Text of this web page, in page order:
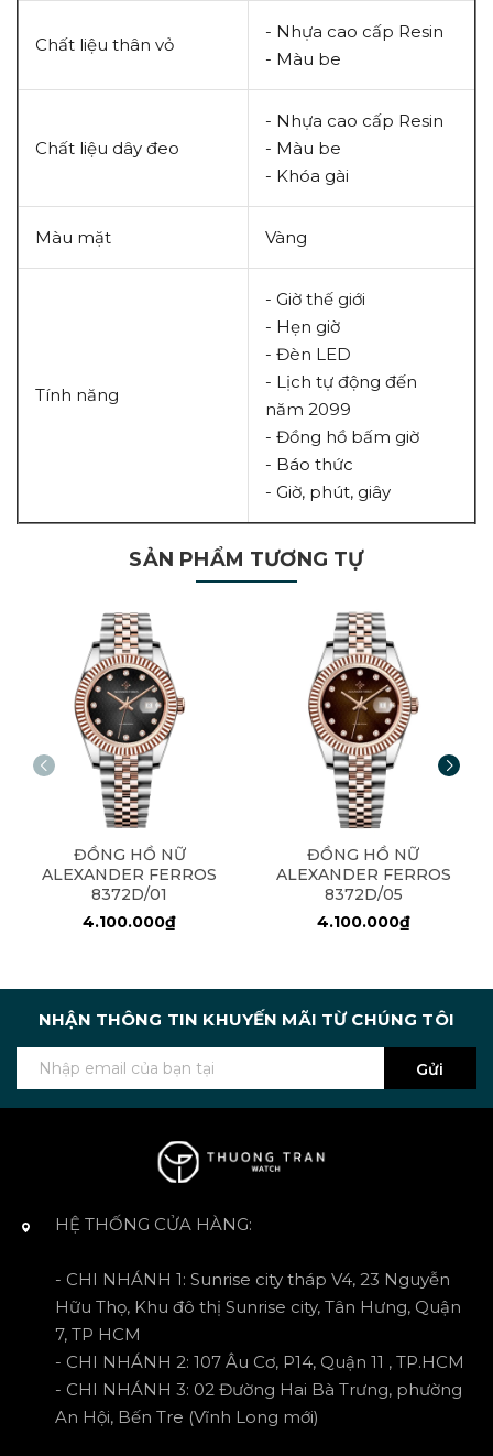
Chất liệu thân vỏ
- Nhựa cao cấp Resin
- Màu be
Chất liệu dây đeo
- Nhựa cao cấp Resin
- Màu be
- Khóa gài
Màu mặt Vàng
Tính năng
- Giờ thế giới
- Hẹn giờ
- Đèn LED
- Lịch tự động đến
năm 2099
- Đồng hồ bấm giờ
- Báo thức
- Giờ, phút, giây
SẢN PHẨM TƯƠNG TỰ
ĐỒNG HỒ NỮ
ALEXANDER FERROS
8372D/01
4.100.000₫
ĐỒNG HỒ NỮ
ALEXANDER FERROS
8372D/05
4.100.000₫
NHẬN THÔNG TIN KHUYẾN MÃI TỪ CHÚNG TÔI
Gửi
HỆ THỐNG CỬA HÀNG:
- CHI NHÁNH 1: Sunrise city tháp V4, 23 Nguyễn
Hữu Thọ, Khu đô thị Sunrise city, Tân Hưng, Quận
7, TP HCM
- CHI NHÁNH 2: 107 Âu Cơ, P14, Quận 11 , TP.HCM
- CHI NHÁNH 3: 02 Đường Hai Bà Trưng, phường
An Hội, Bến Tre (Vĩnh Long mới)